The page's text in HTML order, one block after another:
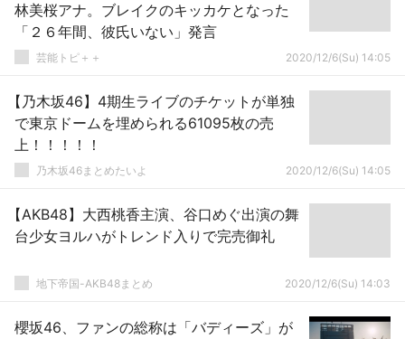
林美桜アナ。ブレイクのキッカケとなった
「２６年間、彼氏いない」発言
芸能トピ＋＋ 2020/12/6(Su) 14:05
【乃木坂46】4期生ライブのチケットが単独
で東京ドームを埋められる61095枚の売
上！！！！！
乃木坂46まとめたいよ 2020/12/6(Su) 14:05
【AKB48】大西桃香主演、谷口めぐ出演の舞
台少女ヨルハがトレンド入りで完売御礼
地下帝国-AKB48まとめ 2020/12/6(Su) 14:03
櫻坂46、ファンの総称は「バディーズ」が